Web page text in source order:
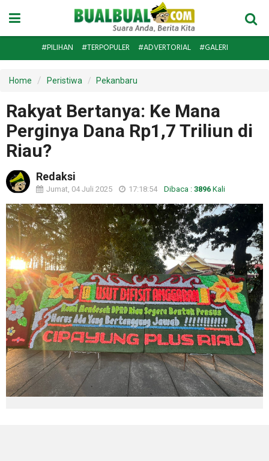
#PILIHAN #TERPOPULER #ADVERTORIAL #GALERI
Home Peristiwa Pekanbaru
Rakyat Bertanya: Ke Mana
Perginya Dana Rp1,7 Triliun di
Riau?
Redaksi
Jumat, 04 Juli 2025 17:18:54 Dibaca : 3896 Kali